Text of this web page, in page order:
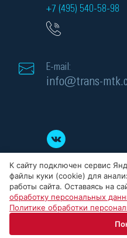
+7 (495) 540-58-98
E-mail:
info@trans-
К сайту подключен сервис
файлы куки (cookie) для
работы сайта. Оставаясь на
обработку персональных
Политике обработки